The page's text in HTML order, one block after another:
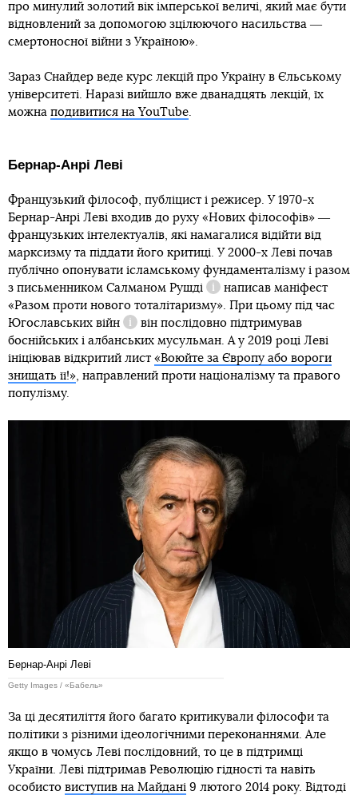
про минулий золотий вік імперської величі, який має бути
відновлений за допомогою зцілюючого насильства ―
смертоносної війни з Україною».
Зараз Снайдер веде курс лекцій про Україну в Єльському
університеті. Наразі вийшло вже дванадцять лекцій, їх
можна подивитися на YouТube.
Бернар-Анрі Леві
Французький філософ, публіцист і режисер. У 1970-х
Бернар-Анрі Леві входив до руху «Нових філософів» ―
французьких інтелектуалів, які намагалися відійти від
марксизму та піддати його критиці. У 2000-х Леві почав
публічно опонувати ісламському фундаменталізму і разом
з письменником Салманом Рушді
Довідка
написав маніфест
«Разом проти нового тоталітаризму». При цьому під час
Югославських війн
Довідка
він послідовно підтримував
боснійських і албанських мусульман. А у 2019 році Леві
ініціював відкритий лист «Воюйте за Європу або вороги
знищать її!», направлений проти націоналізму та правого
популізму.
Бернар-Анрі Леві
Getty Images / «Бабель»
За ці десятиліття його багато критикували філософи та
політики з різними ідеологічними переконаннями. Але
якщо в чомусь Леві послідовний, то це в підтримці
України. Леві підтримав Революцію гідності та навіть
особисто виступив на Майдані 9 лютого 2014 року. Відтоді